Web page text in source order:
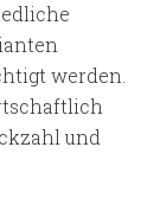
werden.
und